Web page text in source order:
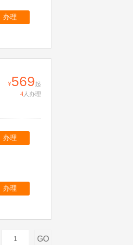
办理
569起
4人办理
办理
办理
GO